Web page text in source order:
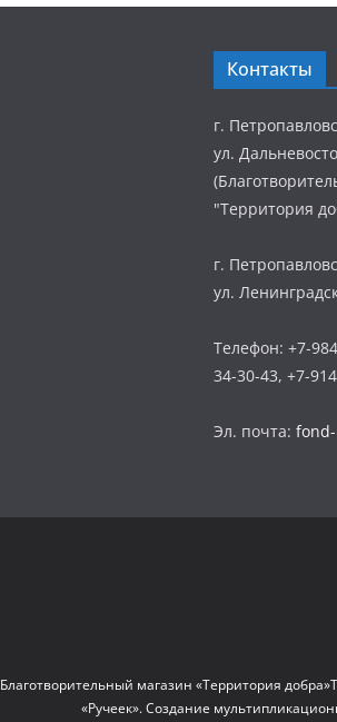
Контакты
г.
ул.
"Территория
г.
ул.
Телефон: +7-
34-30-43, +7-
Эл. почта:
Благотворительный магазин «Территория добра»
«Ручеек». Создание